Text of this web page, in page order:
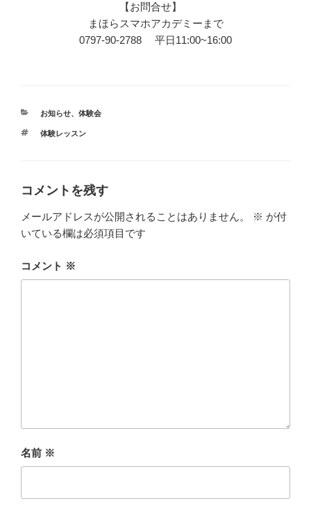
【お問合せ】
まほらスマホアカデミーまで
0797-90-2788 平日11:00~16:00
カ
ゴ
お知らせ、 体験会
タ
体験レッスン
コメントを残す
メールアドレスが公開されることはありません。 ※ が付
いている欄は必須項目です
コメント ※
名前 ※